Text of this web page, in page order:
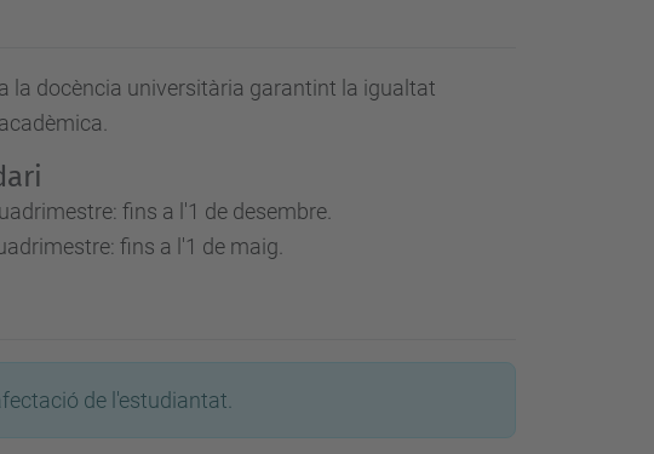
la docència universitària garantint la igualtat
fins a l'1 de desembre.
fins a l'1 de maig.
de l'estudiantat.